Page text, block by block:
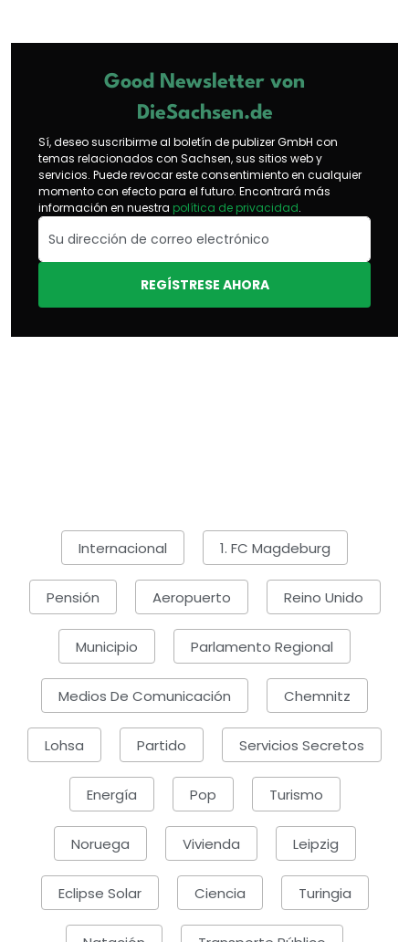
Good Newsletter von
DieSachsen.de
Sí, deseo suscribirme al boletín de publizer GmbH con
temas relacionados con Sachsen, sus sitios web y
servicios. Puede revocar este consentimiento en cualquier
momento con efecto para el futuro. Encontrará más
información en nuestra política de privacidad.
REGÍSTRESE AHORA
Internacional 1. FC Magdeburg
Pensión Aeropuerto Reino Unido
Municipio Parlamento Regional
Medios De Comunicación Chemnitz
Lohsa Partido Servicios Secretos
Energía Pop Turismo
Noruega Vivienda Leipzig
Eclipse Solar Ciencia Turingia